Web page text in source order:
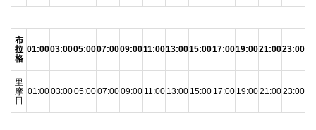
布
拉
格
01:0003:0005:0007:0009:0011:0013:0015:0017:0019:0021:0023:00
里
摩
日
01:0003:0005:0007:0009:00 11:00 13:00 15:00 17:00 19:0021:0023:00